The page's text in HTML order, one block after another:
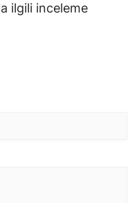
ilgili inceleme